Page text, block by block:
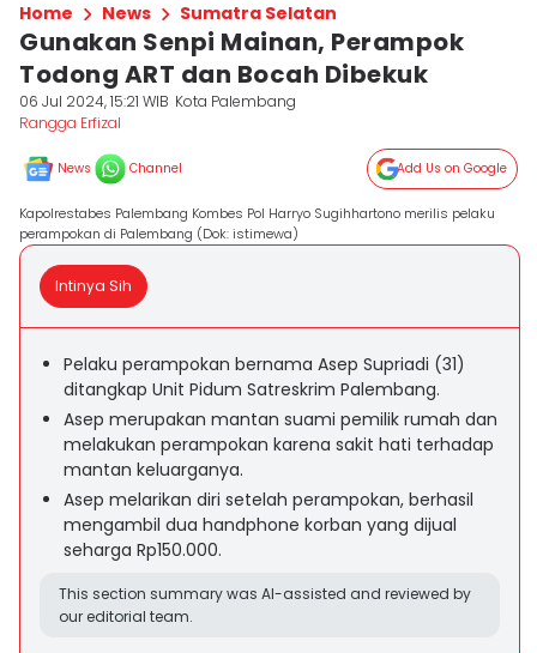
Home News Sumatra Selatan
Gunakan Senpi Mainan, Perampok
Todong ART dan Bocah Dibekuk
06 Jul 2024, 15:21 WIB Kota Palembang
Rangga Erfizal
News Channel Add Us on Google
Kapolrestabes Palembang Kombes Pol Harryo Sugihhartono merilis pelaku
perampokan di Palembang (Dok: istimewa)
Intinya Sih
Pelaku perampokan bernama Asep Supriadi (31)
ditangkap Unit Pidum Satreskrim Palembang.
Asep merupakan mantan suami pemilik rumah dan
melakukan perampokan karena sakit hati terhadap
mantan keluarganya.
Asep melarikan diri setelah perampokan, berhasil
mengambil dua handphone korban yang dijual
seharga Rp150.000.
This section summary was AI-assisted and reviewed by
our editorial team.